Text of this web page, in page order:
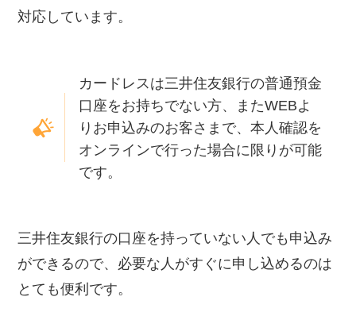
対応しています。
カードレスは三井住友銀行の普通預金
口座をお持ちでない方、またWEBよ
りお申込みのお客さまで、本人確認を
オンラインで行った場合に限りが可能
です。
三井住友銀行の口座を持っていない人でも申込み
ができるので、必要な人がすぐに申し込めるのは
とても便利です。